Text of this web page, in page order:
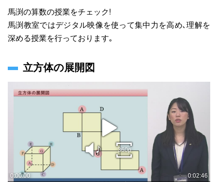
馬渕の算数の授業をチェック!
馬渕教室ではデジタル映像を使って集中力を高め､理解を
深める授業を行っております｡
立方体の展開図
sound
360p
0:00:00 0:02:46